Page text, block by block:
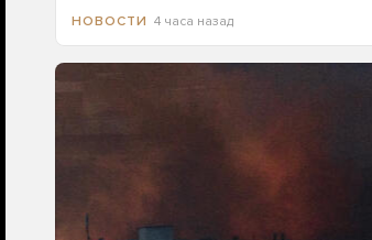
НОВОСТИ 4 часа назад